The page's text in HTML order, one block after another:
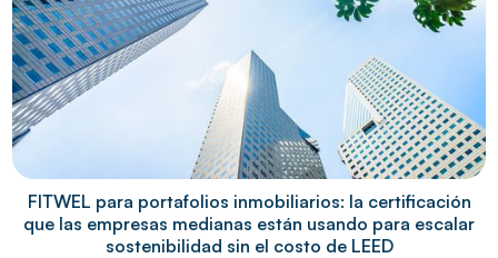
FITWEL para portafolios inmobiliarios: la certificación
que las empresas medianas están usando para escalar
sostenibilidad sin el costo de LEED